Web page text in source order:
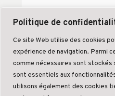
Politique de
Ce site Web utilise des cookies
expérience de navigation. Parmi
comme nécessaires sont stockés
sont essentiels aux
utilisons également des cookies